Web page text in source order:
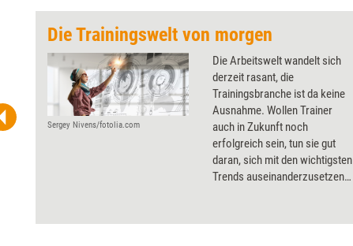
Die Trainingswelt von morgen
Sergey Nivens/fotolia.com
Die Arbeitswelt wandelt sich
derzeit rasant, die
Trainingsbranche ist da keine
Ausnahme. Wollen Trainer
auch in Zukunft noch
erfolgreich sein, tun sie gut
daran, sich mit den wichtigsten
Trends auseinanderzusetzen:
neuen Rollen­verständnis und